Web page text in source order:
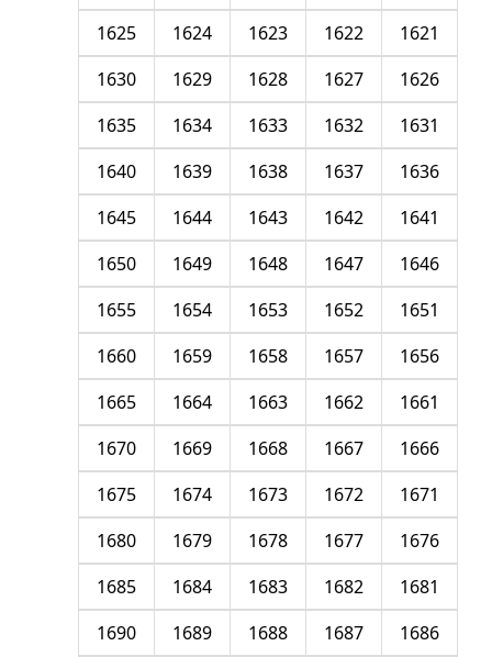
1621
1622
1623
1624
1625
1626
1627
1628
1629
1630
1631
1632
1633
1634
1635
1636
1637
1638
1639
1640
1641
1642
1643
1644
1645
1646
1647
1648
1649
1650
1651
1652
1653
1654
1655
1656
1657
1658
1659
1660
1661
1662
1663
1664
1665
1666
1667
1668
1669
1670
1671
1672
1673
1674
1675
1676
1677
1678
1679
1680
1681
1682
1683
1684
1685
1686
1687
1688
1689
1690